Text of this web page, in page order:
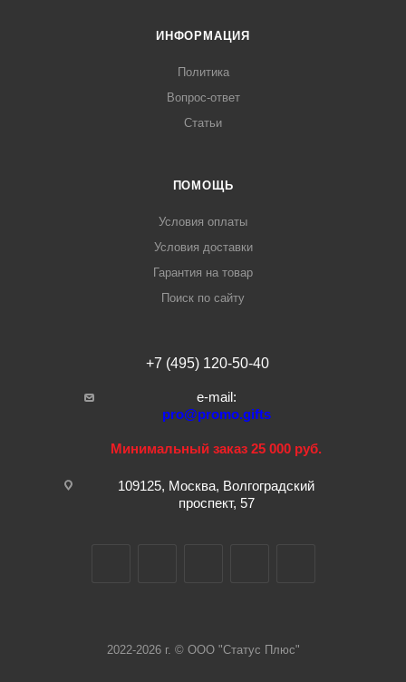
ИНФОРМАЦИЯ
Политика
Вопрос-ответ
Статьи
ПОМОЩЬ
Условия оплаты
Условия доставки
Гарантия на товар
Поиск по сайту
+7 (495) 120-50-40
e-mail:
pro@promo.gifts
Минимальный заказ 25 000 руб.
109125, Москва, Волгоградский
проспект, 57
2022-2026 г. © ООО "Статус Плюс"